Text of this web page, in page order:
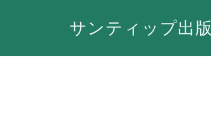
サンティップ出版